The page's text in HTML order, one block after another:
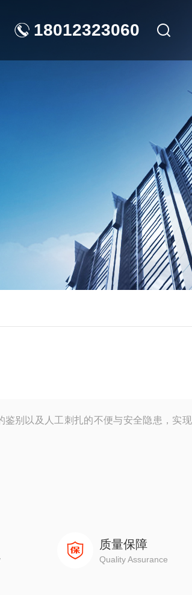
18012323060
别以及人工刺扎的不便与安全隐患，实
质量保障
Quality Assurance